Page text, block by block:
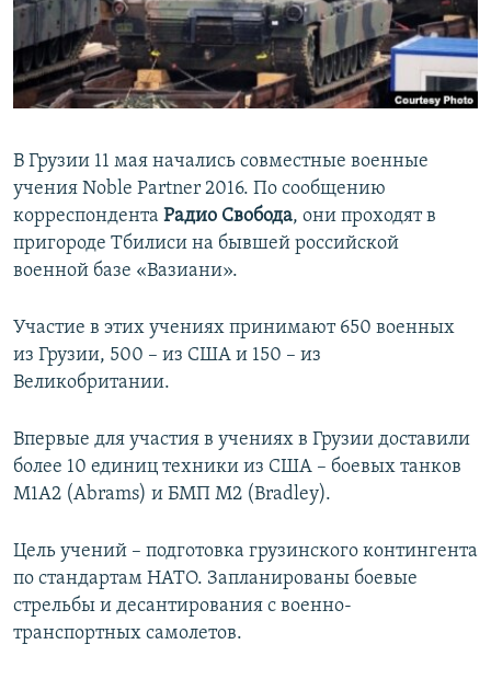
ПОБЕДИТЕЛЕЙ НЕ СУДЯТ?
КРЫМ.НЕПОКОРЕННЫЙ
ELIFBE
ПРИСОЕДИНЯЙТЕСЬ!
Все сайты RFE/RL
В Грузии 11 мая начались совместные военные
учения Noble Partner 2016. По сообщению
корреспондента Радио Свобода, они проходят в
пригороде Тбилиси на бывшей российской
военной базе «Вазиани».
Участие в этих учениях принимают 650 военных
из Грузии, 500 – из США и 150 – из
Великобритании.
Впервые для участия в учениях в Грузии доставили
более 10 единиц техники из США – боевых танков
М1А2 (Abrams) и БМП M2 (Bradley).
Цель учений – подготовка грузинского контингента
по стандартам НАТО. Запланированы боевые
стрельбы и десантирования с военно-
транспортных самолетов.